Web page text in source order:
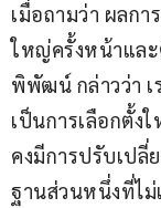
เมื่อถามว่า ผลกา
ใหญ่ครั้งหน้าและ
พิพัฒน์ กล่าวว่า
เป็นการเลือกตั้ง
คงมีการปรับเปลี่
ฐานส่วนหนึ่งที่ไ